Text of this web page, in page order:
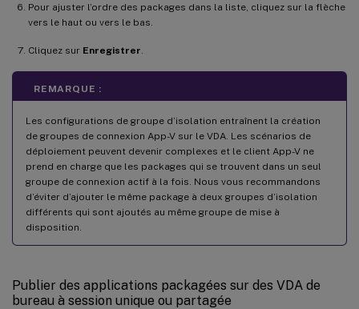
Pour ajuster l’ordre des packages dans la liste, cliquez sur la flèche
vers le haut ou vers le bas.
Cliquez sur Enregistrer
REMARQUE :
Les configurations de groupe d’isolation entraînent la création
de groupes de connexion App-V sur le VDA. Les scénarios de
déploiement peuvent devenir complexes et le client App-V ne
prend en charge que les packages qui se trouvent dans un seul
groupe de connexion actif à la fois. Nous vous recommandons
d’éviter d’ajouter le même package à deux groupes d’isolation
différents qui sont ajoutés au même groupe de mise à
disposition.
Publier des applications packagées sur des VDA de
bureau à session unique ou partagée